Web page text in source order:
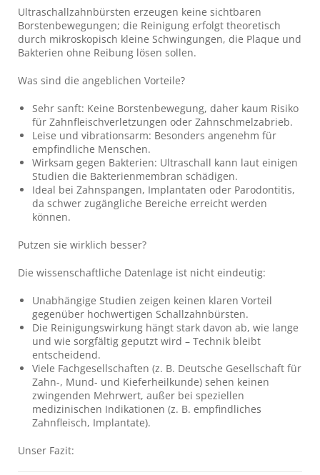
Ultraschallzahnbürsten erzeugen keine sichtbaren
Borstenbewegungen; die Reinigung erfolgt theoretisch
durch mikroskopisch kleine Schwingungen, die Plaque und
Bakterien ohne Reibung lösen sollen.
Was sind die angeblichen Vorteile?
Sehr sanft: Keine Borstenbewegung, daher kaum Risiko
für Zahnfleischverletzungen oder Zahnschmelzabrieb.
Leise und vibrationsarm: Besonders angenehm für
empfindliche Menschen.
Wirksam gegen Bakterien: Ultraschall kann laut einigen
Studien die Bakterienmembran schädigen.
Ideal bei Zahnspangen, Implantaten oder Parodontitis,
da schwer zugängliche Bereiche erreicht werden
können.
Putzen sie wirklich besser?
Die wissenschaftliche Datenlage ist nicht eindeutig:
Unabhängige Studien zeigen keinen klaren Vorteil
gegenüber hochwertigen Schallzahnbürsten.
Die Reinigungswirkung hängt stark davon ab, wie lange
und wie sorgfältig geputzt wird – Technik bleibt
entscheidend.
Viele Fachgesellschaften (z. B. Deutsche Gesellschaft für
Zahn-, Mund- und Kieferheilkunde) sehen keinen
zwingenden Mehrwert, außer bei speziellen
medizinischen Indikationen (z. B. empfindliches
Zahnfleisch, Implantate).
Unser Fazit: